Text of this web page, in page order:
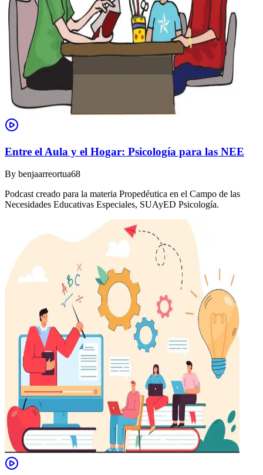
Entre el Aula y el Hogar: Psicología para las NEE
By benjaarreortua68
Podcast creado para la materia Propedéutica en el Campo de las
Necesidades Educativas Especiales, SUAyED Psicología.